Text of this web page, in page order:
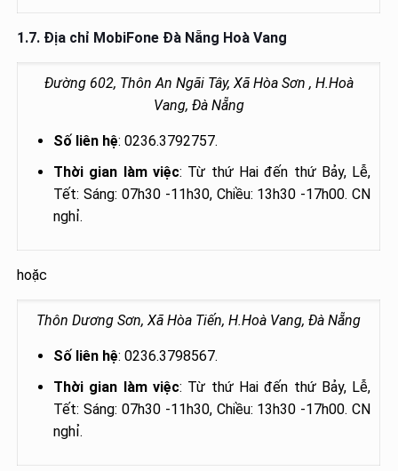
1.7. Địa chỉ MobiFone Đà Nẵng Hoà Vang
Đường 602, Thôn An Ngãi Tây, Xã Hòa Sơn , H.Hoà
Vang, Đà Nẵng
Số liên hệ: 0236.3792757.
Thời gian làm việc: Từ thứ Hai đến thứ Bảy, Lễ,
Tết: Sáng: 07h30 -11h30, Chiều: 13h30 -17h00. CN
nghỉ.
hoặc
Thôn Dương Sơn, Xã Hòa Tiến, H.Hoà Vang, Đà Nẵng
Số liên hệ: 0236.3798567.
Thời gian làm việc: Từ thứ Hai đến thứ Bảy, Lễ,
Tết: Sáng: 07h30 -11h30, Chiều: 13h30 -17h00. CN
nghỉ.